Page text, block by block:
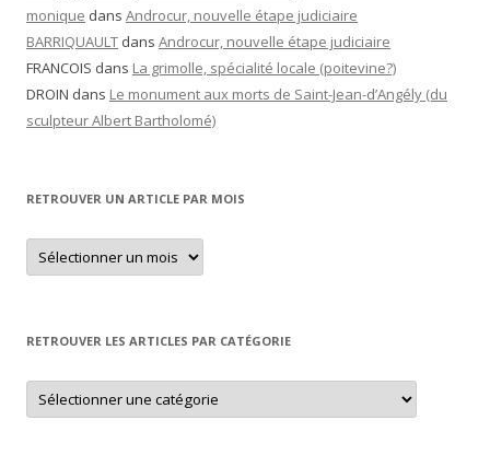
monique dans Androcur, nouvelle étape judiciaire
BARRIQUAULT dans Androcur, nouvelle étape judiciaire
FRANCOIS dans La grimolle, spécialité locale (poitevine?)
DROIN dans Le monument aux morts de Saint-Jean-d’Angély (du
sculpteur Albert Bartholomé)
RETROUVER UN ARTICLE PAR MOIS
Retrouver
un
article
RETROUVER LES ARTICLES PAR CATÉGORIE
Retrouver
les
articles